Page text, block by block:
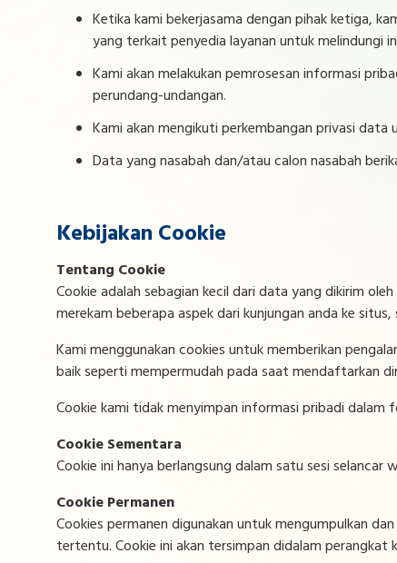
Ketika kami bekerjasama dengan pihak ketiga,
yang terkait penyedia layanan untuk melindungi
Kami akan melakukan pemrosesan informasi
perundang-undangan.
Kami akan mengikuti perkembangan privasi data
Data yang nasabah dan/atau calon nasabah
Kebijakan Cookie
Tentang Cookie
Cookie adalah sebagian kecil dari data yang dikirim
merekam beberapa aspek dari kunjungan anda ke
Kami menggunakan cookies untuk memberikan
baik seperti mempermudah pada saat mendaftarkan
Cookie kami tidak menyimpan informasi pribadi dalam
Cookie Sementara
Cookie ini hanya berlangsung dalam satu sesi
Cookie Permanen
Cookies permanen digunakan untuk mengumpulkan
tertentu. Cookie ini akan tersimpan didalam